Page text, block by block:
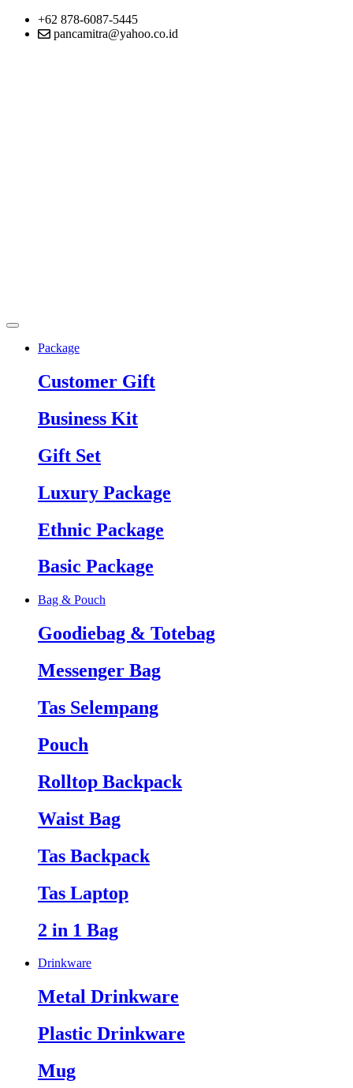
+62 878-6087-5445
pancamitra@yahoo.co.id
Package
Customer Gift
Business Kit
Gift Set
Luxury Package
Ethnic Package
Basic Package
Bag & Pouch
Goodiebag & Totebag
Messenger Bag
Tas Selempang
Pouch
Rolltop Backpack
Waist Bag
Tas Backpack
Tas Laptop
2 in 1 Bag
Drinkware
Metal Drinkware
Plastic Drinkware
Mug